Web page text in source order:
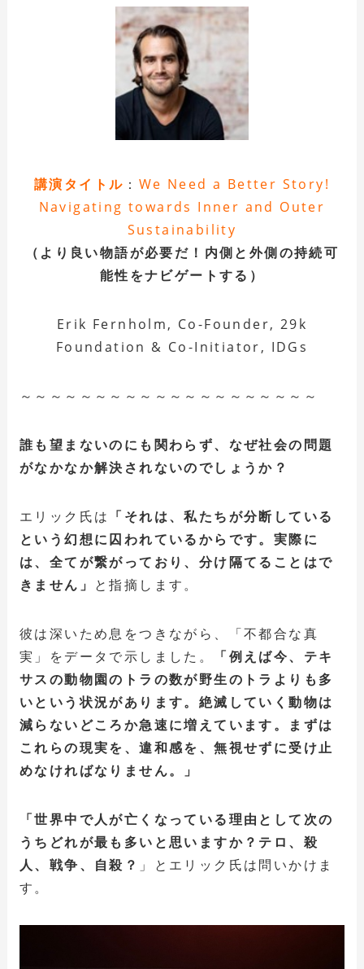
講演タイトル ： We Need a Better Story!
Navigating towards Inner and Outer
Sustainability
（より良い物語が必要だ！内側と外側の持続可
能性をナビゲートする）
Erik Fernholm, Co-Founder, 29k
Foundation & Co-Initiator, IDGs
～～～～～～～～～～～～～～～～～～～～
誰も望まないのにも関わらず、なぜ社会の問題
がなかなか解決されないのでしょうか？
エリック氏は 「それは、私たちが分断している
という幻想に囚われているからです。実際に
は、全てが繋がっており、分け隔てることはで
きません」 と指摘します。
彼は深いため息をつきながら、「不都合な真
実」をデータで示しました。
「例えば今、テキ
サスの動物園のトラの数が野生のトラよりも多
いという状況があります。絶滅していく動物は
減らないどころか急速に増えています。まずは
これらの現実を、違和感を、無視せずに受け止
めなければなりません。」
「世界中で人が亡くなっている理由として次の
うちどれが最も多いと思いますか？テロ、殺
人、戦争、自殺？ 」とエリック氏は問いかけま
す。